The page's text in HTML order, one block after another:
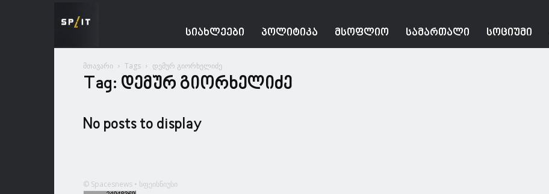
ᲡᲘᲐᲮᲚᲔᲔᲑᲘ ᲞᲝᲚᲘᲢᲘᲙᲐ ᲛᲡᲝᲤᲚᲘᲝ ᲡᲐᲛᲐᲠᲗᲐᲚᲘ ᲡᲝᲪᲘᲣᲛᲘ
მთავარი Tags დემურ გიორხელიძე
Tag: დემურ გიორხელიძე
No posts to display
© Spacesnews • სფეისნიუსი